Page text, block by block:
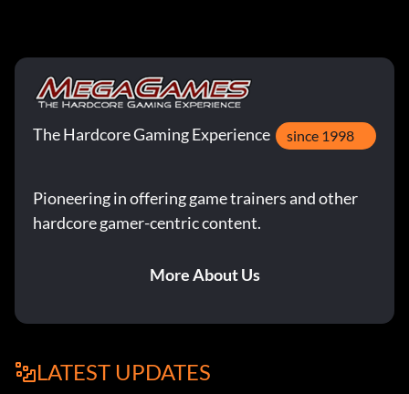
The Hardcore Gaming Experience since 1998
Pioneering in offering game trainers and other
hardcore gamer-centric content.
More About Us
LATEST UPDATES